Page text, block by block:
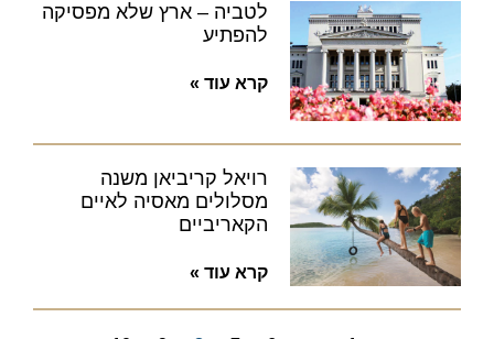
לטביה – ארץ שלא מפסיקה
להפתיע
קרא עוד »
רויאל קריביאן משנה
מסלולים מאסיה לאיים
הקאריביים
קרא עוד »